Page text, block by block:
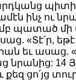
ինչ ու
պատած մի
«Տէ՛ր,
եւ ասաց.
նրանից: 14
ցո՛յց